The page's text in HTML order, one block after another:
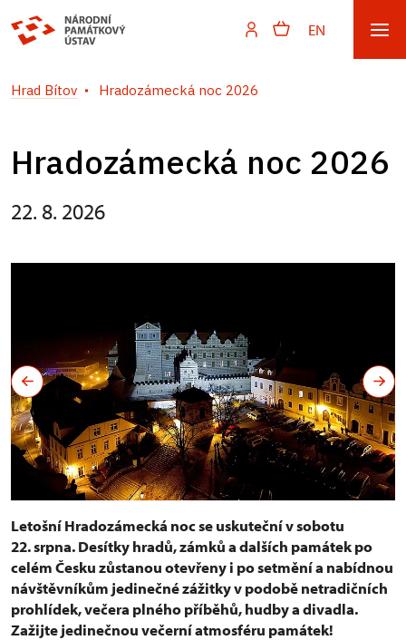
EN
Hrad Bítov Hradozámecká noc 2026
Hradozámecká noc 2026
22. 8. 2026
Letošní Hradozámecká noc se uskuteční v sobotu
22. srpna. Desítky hradů, zámků a dalších památek po
celém Česku zůstanou otevřeny i po setmění a nabídnou
návštěvníkům jedinečné zážitky v podobě netradičních
prohlídek, večera plného příběhů, hudby a divadla.
Zažijte jedinečnou večerní atmosféru památek!